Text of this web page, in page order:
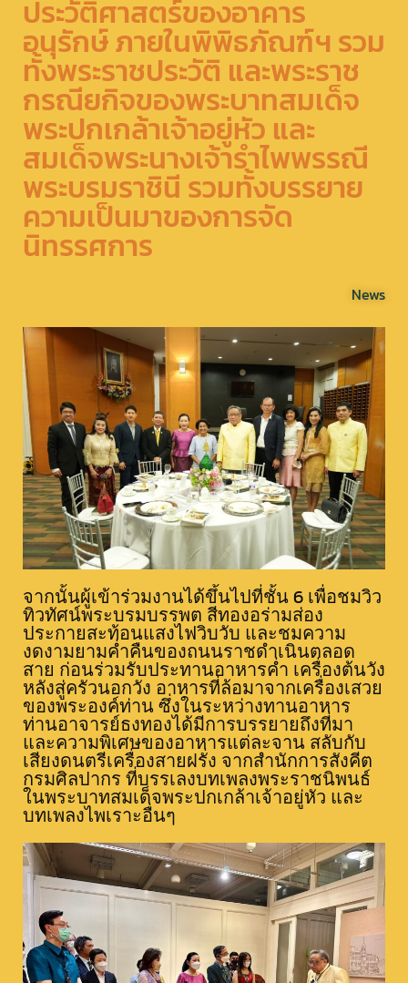
ประวัติศาสตร์ของอาคาร
อนุรักษ์ ภายในพิพิธภัณฑ์ฯ รวม
ทั้งพระราชประวัติ และพระราช
กรณียกิจของพระบาทสมเด็จ
พระปกเกล้าเจ้าอยู่หัว และ
สมเด็จพระนางเจ้ารำไพพรรณี
พระบรมราชินี รวมทั้งบรรยาย
ความเป็นมาของการจัด
นิทรรศการ
News
จากนั้นผู้เข้าร่วมงานได้ขึ้นไปที่ชั้น 6 เพื่อชมวิว
ทิวทัศน์พระบรมบรรพต สีทองอร่ามส่อง
ประกายสะท้อนแสงไฟวิบวับ และชมความ
งดงามยามค่ำคืนของถนนราชดำเนินตลอด
สาย ก่อนร่วมรับประทานอาหารค่ำ เครื่องต้นวัง
หลังสู่ครัวนอกวัง อาหารที่ล้อมาจากเครื่องเสวย
ของพระองค์ท่าน ซึ่งในระหว่างทานอาหาร
ท่านอาจารย์ธงทองได้มีการบรรยายถึงที่มา
และความพิเศษของอาหารแต่ละจาน สลับกับ
เสียงดนตรีเครื่องสายฝรั่ง จากสำนักการสังคีต
กรมศิลปากร ที่บรรเลงบทเพลงพระราชนิพนธ์
ในพระบาทสมเด็จพระปกเกล้าเจ้าอยู่หัว และ
บทเพลงไพเราะอื่นๆ